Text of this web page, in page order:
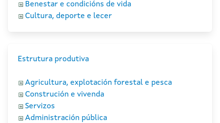
Benestar e condicións de vida
Cultura, deporte e lecer
Estrutura produtiva
Agricultura, explotación forestal e pesca
Construción e vivenda
Servizos
Administración pública